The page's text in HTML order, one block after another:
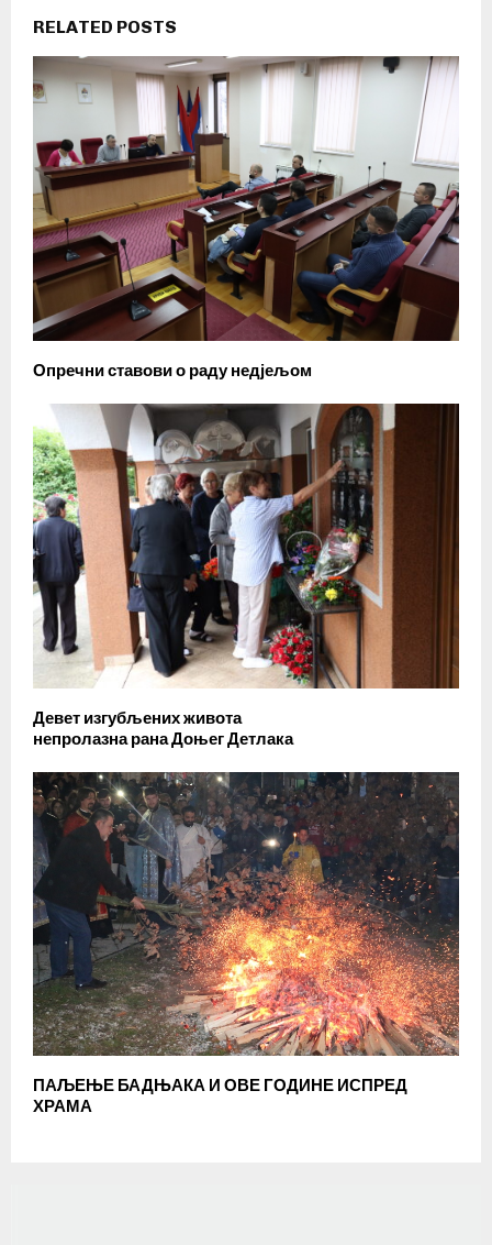
RELATED POSTS
Опречни ставови о раду недјељом
Девет изгубљених живота
непролазна рана Доњег Детлака
ПАЉЕЊЕ БАДЊАКА И ОВЕ ГОДИНЕ ИСПРЕД
ХРАМА